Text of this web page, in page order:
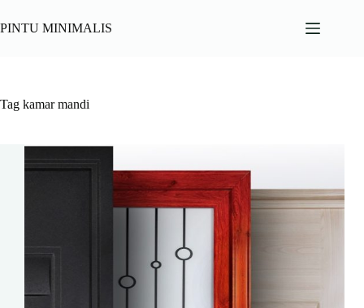
to
content
PINTU MINIMALIS
Tag kamar mandi